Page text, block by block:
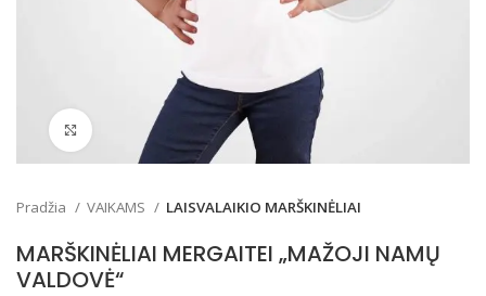
Padidinti
Pradžia VAIKAMS LAISVALAIKIO MARŠKINĖLIAI
MARŠKINĖLIAI MERGAITEI „MAŽOJI NAMŲ
VALDOVĖ“